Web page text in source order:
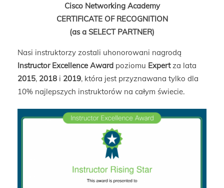
Cisco Networking Academy
CERTIFICATE OF RECOGNITION
(as a SELECT PARTNER)
Nasi instruktorzy zostali uhonorowani nagrodą
Instructor Excellence Award poziomu Expertza lata
2015, 2018 i 2019, która jest przyznawana tylko dla
10% najlepszych instruktorów na całym świecie.